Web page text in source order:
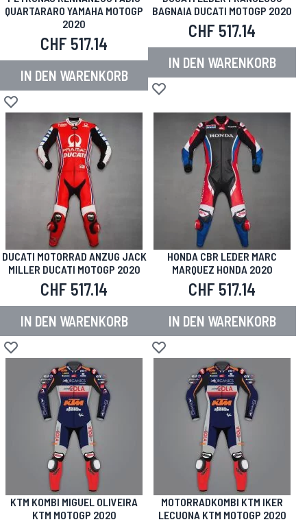
QUARTARARO YAMAHA MOTOGP
2020
CHF 517.14
IN DEN WARENKORB
Zur Wunschliste hinzufügen
BAGNAIA DUCATI MOTOGP 2020
CHF 517.14
IN DEN WARENKORB
Zur Wunschliste hinzufügen
DUCATI MOTORRAD ANZUG JACK
MILLER DUCATI MOTOGP 2020
CHF 517.14
IN DEN WARENKORB
Zur Wunschliste hinzufügen
HONDA CBR LEDER MARC
MARQUEZ HONDA 2020
CHF 517.14
IN DEN WARENKORB
Zur Wunschliste hinzufügen
KTM KOMBI MIGUEL OLIVEIRA
KTM MOTOGP 2020
MOTORRADKOMBI KTM IKER
LECUONA KTM MOTOGP 2020